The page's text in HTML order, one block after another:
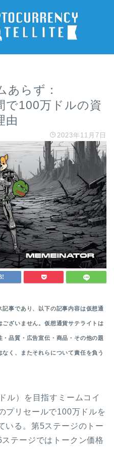
あらず：
で100万ドルの資
由
2023年11月7日
事であり、以下の記事内容は仮想通
ざいません。仮想通貨サテライトは
品質・広告宣伝・商品・その他の題
く、またそれらについて責任を負う
ル）を目指すミームコイ
プリセールで100万ドルを
いる。第5ステージのトー
テージではトークン価格